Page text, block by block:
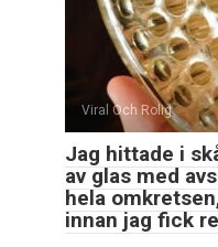
Viral Och Rolig
Jag hittade i
av glas med
hela
innan jag fick